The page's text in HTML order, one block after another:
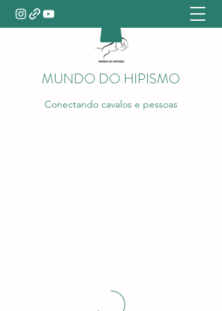
MUNDO DO HIPISMO
Conectando cavalos e pessoas